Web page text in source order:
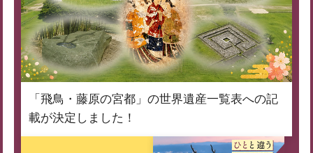
「飛鳥・藤原の宮都」の世界遺産一覧表への記
載が決定しました！